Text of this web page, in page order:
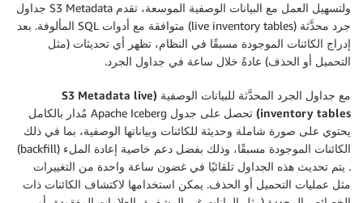
ولتسهيل العمل مع البيانات الوصفية الموسعة، تقدم S3 Metadata جداول
جرد محدَّثة (live inventory tables) متوافقة مع أدوات SQL المألوفة. بعد
إدراج الكائنات الموجودة مسبقًا في النظام، تظهر أي تحديثات (مثل
التحميل أو الحذف) عادةً خلال ساعة في جداول الجرد.
مع
جداول الجرد المحدَّثة للبيانات الوصفية (S3 Metadata live
inventory tables)
تحصل على جدول Apache Iceberg مُدار بالكامل
يحتوي على صورة شاملة وحديثة للكائنات وبياناتها الوصفية، بما في ذلك
الكائنات الموجودة مسبقًا، وذلك بفضل دعم خاصية إعادة الملء (backfill)
. يتم تحديث هذه الجداول تلقائيًا في غضون ساعة واحدة من التغييرات
مثل عمليات التحميل أو الحذف. يمكن استخدامها لاكتشاف الكائنات ذات